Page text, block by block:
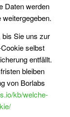
Daten werden
bis Sie uns zur
selbst
entfällt.
bleiben
von Borlabs
kb/welche-